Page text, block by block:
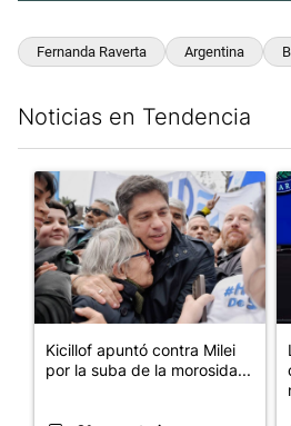
Fernanda Raverta Argentina
Noticias en Tendencia
Un artículo de tendencia con el
Kicillof apuntó contra Milei
por la suba de la morosida...